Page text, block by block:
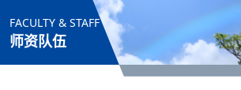
学院概况
FACULTY & STAFF
师资队伍